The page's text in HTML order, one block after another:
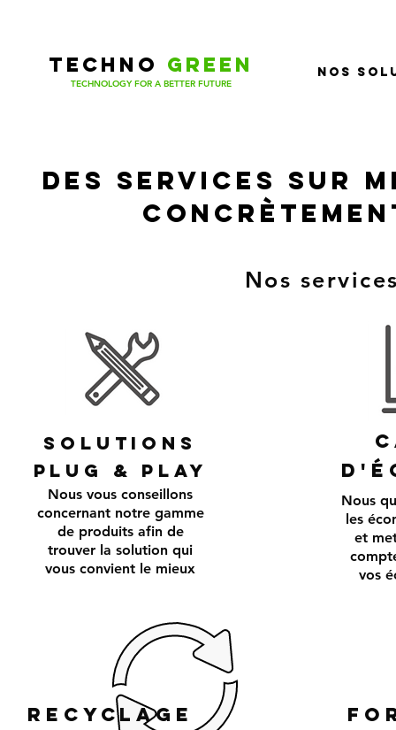
Nos
TECHNO GREEN
TECHNOLOGY FOR A BETTER FUTURE
Des services sur
Nos
solutions
plug & play
Nous vous conseillons
concernant notre gamme
de produits afin de
trouver la solution qui
vous convient le mieux
Nous
les
et
vos
Recyclage